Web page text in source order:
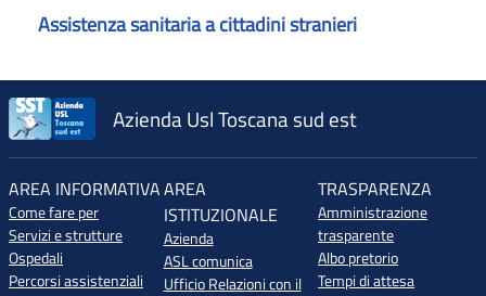
Assistenza sanitaria a cittadini stranieri
Azienda Usl Toscana sud est
AREA INFORMATIVA
Come fare per
Servizi e strutture
Ospedali
Percorsi assistenziali
AREA
ISTITUZIONALE
Azienda
ASL comunica
Ufficio Relazioni con il
TRASPARENZA
Amministrazione
trasparente
Albo pretorio
Tempi di attesa